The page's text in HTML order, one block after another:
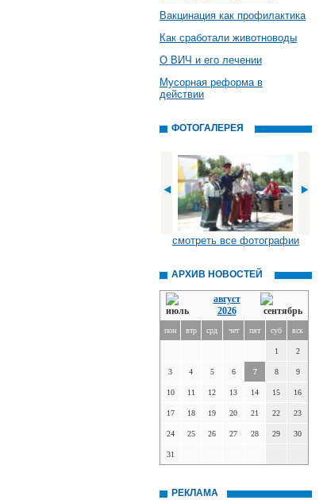
Вакцинация как профилактика
Как сработали животноводы
О ВИЧ и его лечении
Мусорная реформа в
действии
ФОТОГАЛЕРЕЯ
смотреть все фотографии
АРХИВ НОВОСТЕЙ
август
2026
пон втр срд чет пят суб вск
1 2
3 4 5 6 7 8 9
10 11 12 13 14 15 16
17 18 19 20 21 22 23
24 25 26 27 28 29 30
31
РЕКЛАМА